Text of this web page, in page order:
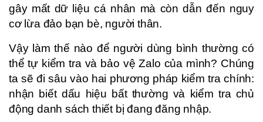
gây mất dữ liệu cá nhân mà còn dẫn đến nguy
cơ lừa đảo bạn bè, người thân.
Vậy làm thế nào để người dùng bình thường có
thể tự kiểm tra và bảo vệ Zalo của mình? Chúng
ta sẽ đi sâu vào hai phương pháp kiểm tra chính:
nhận biết dấu hiệu bất thường và kiểm tra chủ
động danh sách thiết bị đang đăng nhập.